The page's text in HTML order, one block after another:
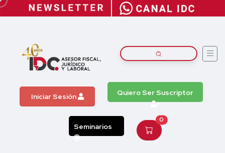
Iniciar Sesión Quiero Ser Suscriptor
Seminarios
0